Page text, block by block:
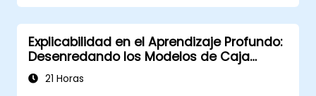
Explicabilidad en el Aprendizaje Profundo:
Desenredando los Modelos de Caja
Negra21 Horas